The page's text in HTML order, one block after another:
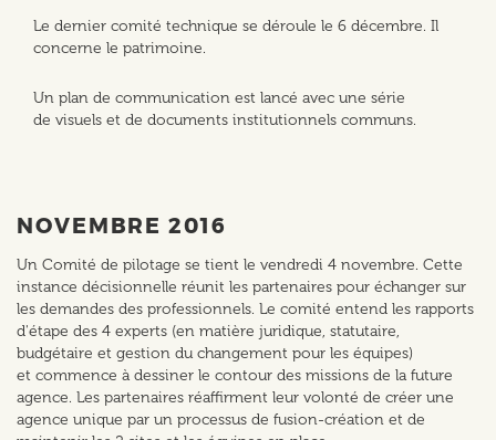
Le dernier comité technique se déroule le 6 décembre. Il
concerne le patrimoine.
Un plan de communication est lancé avec une série
de visuels et de documents institutionnels communs.
NOVEMBRE 2016
Un Comité de pilotage se tient le vendredi 4 novembre. Cette
instance décisionnelle réunit les partenaires pour échanger sur
les demandes des professionnels. Le comité entend les rapports
d'étape des 4 experts (en matière juridique, statutaire,
budgétaire et gestion du changement pour les équipes)
et commence à dessiner le contour des missions de la future
agence. Les partenaires réaffirment leur volonté de créer une
agence unique par un processus de fusion-création et de